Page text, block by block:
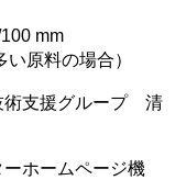
mm
原料の場合）
術支援グループ 清
ホームページ機